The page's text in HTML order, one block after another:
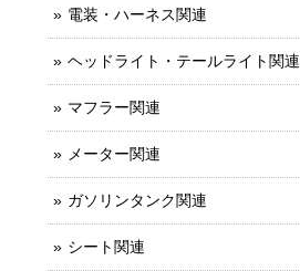
電装・ハーネス関連
ヘッドライト・テールライト関連
マフラー関連
メーター関連
ガソリンタンク関連
シート関連